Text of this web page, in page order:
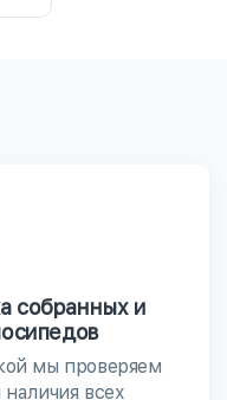
собранных и
мы проверяем
всех